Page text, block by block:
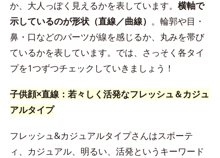
か、大人っぽく見えるかを表しています。 横軸で
示しているのが形状（直線／曲線） 。輪郭や目・
鼻・口などのパーツが線を感じるか、丸みを帯び
ているかを表しています。では、さっそく各タイ
プを1つずつチェックしていきましょう！
子供顔×直線：若々しく活発なフレッシュ＆カジュ
アルタイプ
フレッシュ&カジュアルタイプさんはスポーテ
ィ、カジュアル、明るい、活発というキーワード